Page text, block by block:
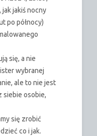
jakiś nocny
po północy)
się, a nie
wybranej
ale to nie jest
siebie osobie,
się zrobić
co i jak.